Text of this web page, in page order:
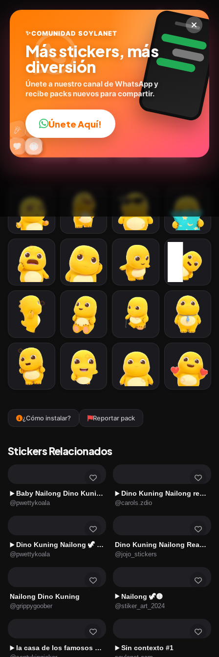
Nailong 🦕✨💛
soylanet.com
16stickers Animados
Emociones
¿Cómo instalar? Reportar pack
Stickers Relacionados
▶️ Baby Nailong Dino Kuning 👶🏻🦖 #2
@pwettykoala
▶️ Dino Kuning Nailong reacciones
@carols.zdio
▶️ Dino Kuning Nailong 🦖 #3
@pwettykoala
Dino Kuning Nailong Reactions
@jojo_stickers
Nailong Dino Kuning
@grippygoober
▶️ Nailong 🦖🟡
@stiker_art_2024
▶️ la casa de los famosos 2026 ▶️ Sin contexto #1
😎
😂
🔥
💬
❤️ ✨
🤩
😜
🎉 👍
✨COMUNIDAD SOYLANET
Más stickers, más
diversión
Únete a nuestro canal de WhatsApp y
recibe packs nuevos para compartir.
Únete Aquí!